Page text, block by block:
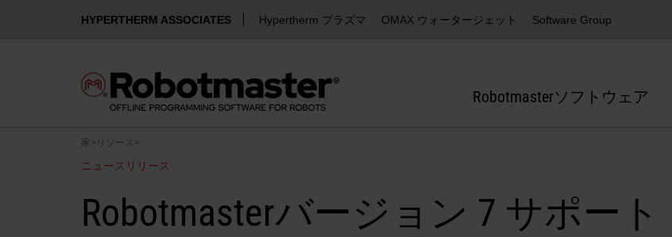
HYPERTHERM ASSOCIATES Hypertherm プラズマ OMAX ウォータージェット Software Group
Robotmasterソフトウェア
家> リソース >
ニュースリリース
Robotmasterバージョン 7 サポート